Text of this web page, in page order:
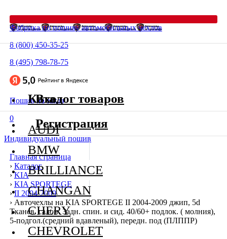
Фабрика по пошиву автомобильных чехлов
8 (800) 450-35-25
8 (495) 798-78-75
Пошив на заказ
0
Индивидуальный пошив
Главная страница
› Каталог
› KIA
› KIA SPORTEGE
› II 2004-2009
› Авточехлы на KIA SPORTEGE II 2004-2009 джип, 5d
Тканев. салон. Задн. спин. и сид. 40/60+ подлок. ( молния),
5-подгол.(средний вдавленый), передн. под (ПЛППР)
Каталог товаров
AUDI
BMW
BRILLIANCE
CHANGAN
CHERY
CHEVROLET
Вход
Регистрация